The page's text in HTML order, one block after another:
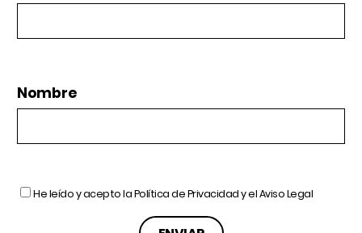
Nombre
He leído y acepto laPolítica de Privacidady elAviso Legal